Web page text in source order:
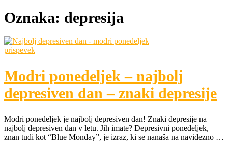
Oznaka: depresija
prispevek
Modri ponedeljek – najbolj
depresiven dan – znaki depresije
Modri ponedeljek je najbolj depresiven dan! Znaki depresije na
najbolj depresiven dan v letu. Jih imate? Depresivni ponedeljek,
znan tudi kot “Blue Monday”, je izraz, ki se nanaša na navidezno …